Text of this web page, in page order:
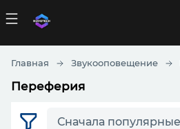
Главная Звукооповещение
Переферия